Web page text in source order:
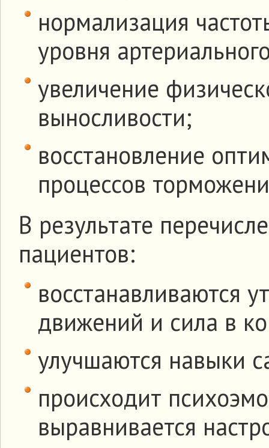
нормализация
уровня
увеличение
выносливости;
восстановление
процессов
В результате
пациентов:
восстанавливаются
движений и сила в
улучшаются навыки
происходит
выравнивается